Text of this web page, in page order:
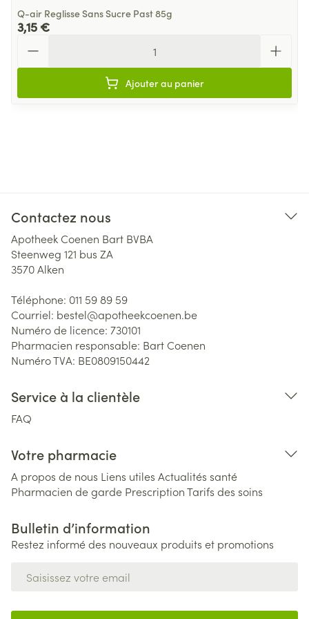
Q-air Reglisse Sans Sucre Past 85g
3,15 €
Ajouter au panier
Contactez nous
Apotheek Coenen Bart BVBA
Steenweg 121 bus ZA
3570Alken
Téléphone: 011 59 89 59
Courriel: bestel@apotheekcoenen.be
Numéro de licence: 730101
Pharmacien responsable: Bart Coenen
Numéro TVA: BE0809150442
Service à la clientèle
FAQ
Votre pharmacie
A propos de nous Liens utiles Actualités santé
Pharmacien de garde PrescriptionTarifs des soins
Bulletin d’information
Restez informé des nouveaux produits et promotions